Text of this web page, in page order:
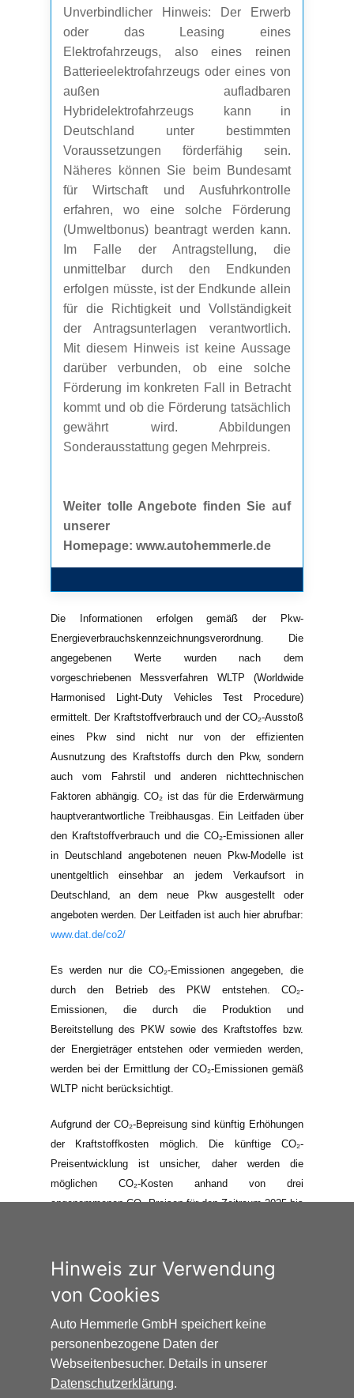
Unverbindlicher Hinweis: Der Erwerb
oder das Leasing eines
Elektrofahrzeugs, also eines reinen
Batterieelektrofahrzeugs oder eines von
außen aufladbaren
Hybridelektrofahrzeugs kann in
Deutschland unter bestimmten
Voraussetzungen förderfähig sein.
Näheres können Sie beim Bundesamt
für Wirtschaft und Ausfuhrkontrolle
erfahren, wo eine solche Förderung
(Umweltbonus) beantragt werden kann.
Im Falle der Antragstellung, die
unmittelbar durch den Endkunden
erfolgen müsste, ist der Endkunde allein
für die Richtigkeit und Vollständigkeit
der Antragsunterlagen verantwortlich.
Mit diesem Hinweis ist keine Aussage
darüber verbunden, ob eine solche
Förderung im konkreten Fall in Betracht
kommt und ob die Förderung tatsächlich
gewährt wird. Abbildungen
Sonderausstattung gegen Mehrpreis.
Weiter tolle Angebote finden Sie auf
unserer
Homepage: www.autohemmerle.de
Die Informationen erfolgen gemäß der Pkw-
Energieverbrauchskennzeichnungsverordnung. Die
angegebenen Werte wurden nach dem
vorgeschriebenen Messverfahren WLTP (Worldwide
Harmonised Light-Duty Vehicles Test Procedure)
ermittelt. Der Kraftstoffverbrauch und der CO₂-Ausstoß
eines Pkw sind nicht nur von der effizienten
Ausnutzung des Kraftstoffs durch den Pkw, sondern
auch vom Fahrstil und anderen nichttechnischen
Faktoren abhängig. CO₂ ist das für die Erderwärmung
hauptverantwortliche Treibhausgas. Ein Leitfaden über
den Kraftstoffverbrauch und die CO₂-Emissionen aller
in Deutschland angebotenen neuen Pkw-Modelle ist
unentgeltlich einsehbar an jedem Verkaufsort in
Deutschland, an dem neue Pkw ausgestellt oder
angeboten werden. Der Leitfaden ist auch hier abrufbar:
www.dat.de/co2/
Es werden nur die CO₂-Emissionen angegeben, die
durch den Betrieb des PKW entstehen. CO₂-
Emissionen, die durch die Produktion und
Bereitstellung des PKW sowie des Kraftstoffes bzw.
der Energieträger entstehen oder vermieden werden,
werden bei der Ermittlung der CO₂-Emissionen gemäß
WLTP nicht berücksichtigt.
Aufgrund der CO₂-Bepreisung sind künftig Erhöhungen
der Kraftstoffkosten möglich. Die künftige CO₂-
Preisentwicklung ist unsicher, daher werden die
möglichen CO₂-Kosten anhand von drei
angenommenen CO₂-Preisen für den Zeitraum 2025 bis
zugrundeliegenden Modellrechnungen ausfallen. Die
CO₂-Kosten sind beim Tanken mit den Kraftstoffkosten
zu bezahlen. Weitere Informationen unter
www.alternativ-mobil.info.
Hinweis zur Verwendung
von Cookies
Auto Hemmerle GmbH speichert keine
personenbezogene Daten der
Webseitenbesucher. Details in unserer
Datenschutzerklärung.